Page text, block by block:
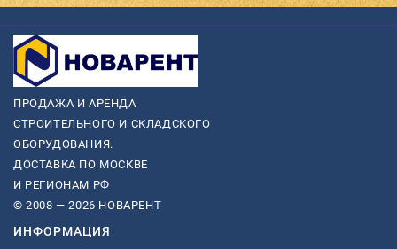
ПРОДАЖА И АРЕНДА
СТРОИТЕЛЬНОГО И СКЛАДСКОГО
ОБОРУДОВАНИЯ.
ДОСТАВКА ПО МОСКВЕ
И РЕГИОНАМ РФ
© 2008 — 2026 НОВАРЕНТ
ИНФОРМАЦИЯ